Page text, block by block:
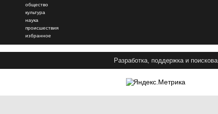
общество
культура
наука
происшествия
избранное
Разработка, поддержка и